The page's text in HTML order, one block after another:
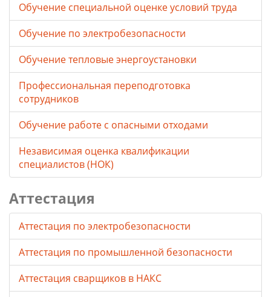
Обучение специальной оценке условий труда
Обучение по электробезопасности
Обучение тепловые энергоустановки
Профессиональная переподготовка
сотрудников
Обучение работе с опасными отходами
Независимая оценка квалификации
специалистов (НОК)
Аттестация
Аттестация по электробезопасности
Аттестация по промышленной безопасности
Аттестация сварщиков в НАКС